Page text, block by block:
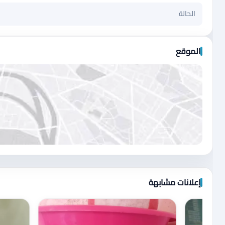
الحالة
الموقع
اضغط لتحميل الموقع
إعلانات مشابهة